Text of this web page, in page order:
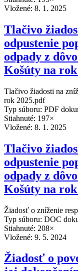
Vložené: 8. 1. 2025
Tlačivo
odpustenie
odpady z
Košúty na rok
Tlačivo žiadosti na
rok 2025.pdf
Typ súboru: PDF
Stiahnuté: 197×
Vložené: 8. 1. 2025
Tlačivo
odpustenie
odpady z
Košúty na rok
Žiadosť o zníženie
Typ súboru: DOC
Stiahnuté: 208×
Vložené: 9. 5. 2024
Žiadosť o